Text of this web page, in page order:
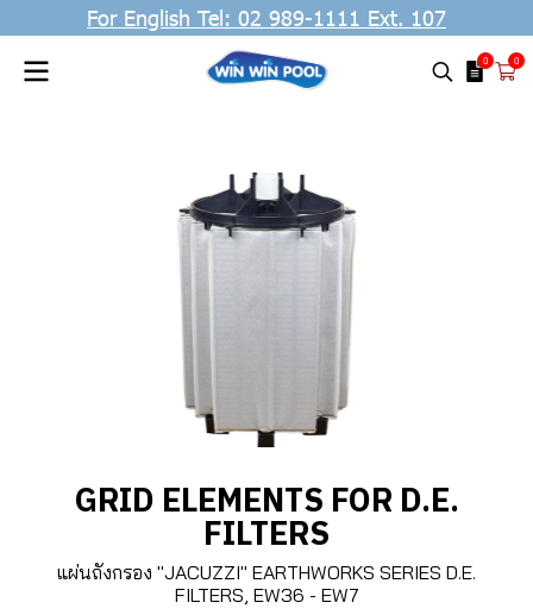
For English Tel: 02 989-1111 Ext. 107
0 0
GRID ELEMENTS FOR D.E.
FILTERS
แผ่นถังกรอง "JACUZZI" EARTHWORKS SERIES D.E.
FILTERS, EW36 - EW7